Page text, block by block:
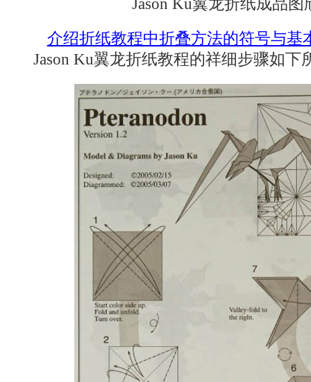
Jason Ku翼龙折纸成品图
介绍折纸教程中折叠方法的符号与基
Jason Ku翼龙折纸教程的祥细步骤如下